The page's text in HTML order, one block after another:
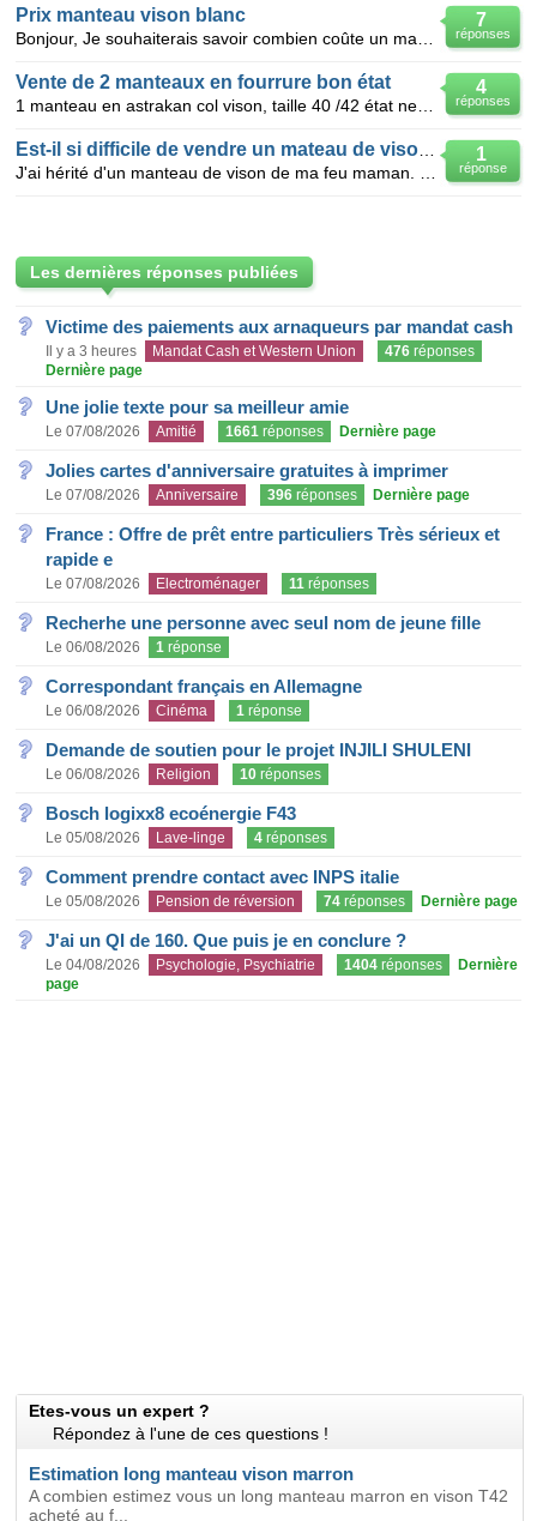
7
réponses
Prix manteau vison blanc
4
réponses
Vente de 2 manteaux en fourrure bon état
1
réponse
Les dernières réponses publiées
Victime des paiements aux arnaqueurs par mandat cash
Il y a 3 heures Mandat Cash et Western Union 476 réponses
Dernière page
Une jolie texte pour sa meilleur amie
Le 07/08/2026 Amitié 1661 réponses Dernière page
Jolies cartes d'anniversaire gratuites à imprimer
Le 07/08/2026 Anniversaire 396 réponses Dernière page
France : Offre de prêt entre particuliers Très sérieux et
rapide e
Le 07/08/2026 Electroménager 11 réponses
Recherhe une personne avec seul nom de jeune fille
Le 06/08/2026 1 réponse
Correspondant français en Allemagne
Le 06/08/2026 Cinéma 1 réponse
Demande de soutien pour le projet INJILI SHULENI
Le 06/08/2026 Religion 10 réponses
Bosch logixx8 ecoénergie F43
Le 05/08/2026 Lave-linge 4 réponses
Comment prendre contact avec INPS italie
Le 05/08/2026 Pension de réversion 74 réponses Dernière page
J'ai un QI de 160. Que puis je en conclure ?
Le 04/08/2026 Psychologie, Psychiatrie 1404 réponses
Dernière
page
Etes-vous un expert ?
Répondez à l'une de ces questions !
Estimation long manteau vison marron
A combien estimez vous un long manteau marron en vison T42
acheté au f...